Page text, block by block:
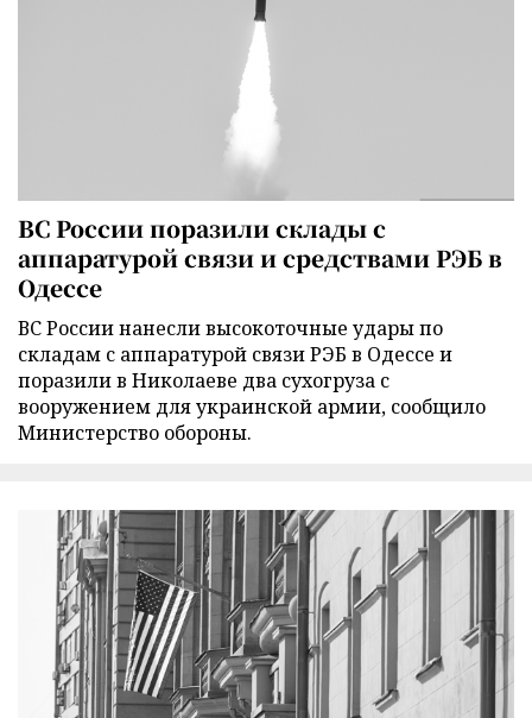
ВС России поразили склады с
аппаратурой связи и средствами РЭБ в
Одессе
ВС России нанесли высокоточные удары по
складам с аппаратурой связи РЭБ в Одессе и
поразили в Николаеве два сухогруза с
вооружением для украинской армии, сообщило
Министерство обороны.